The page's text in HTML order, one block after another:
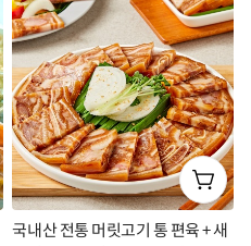
국내산 전통 머릿고기 통 편육 + 새